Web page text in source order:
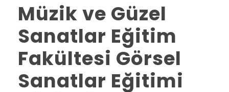
Müzik ve Güzel
Sanatlar Eğitim
Fakültesi Görsel
Sanatlar Eğitimi